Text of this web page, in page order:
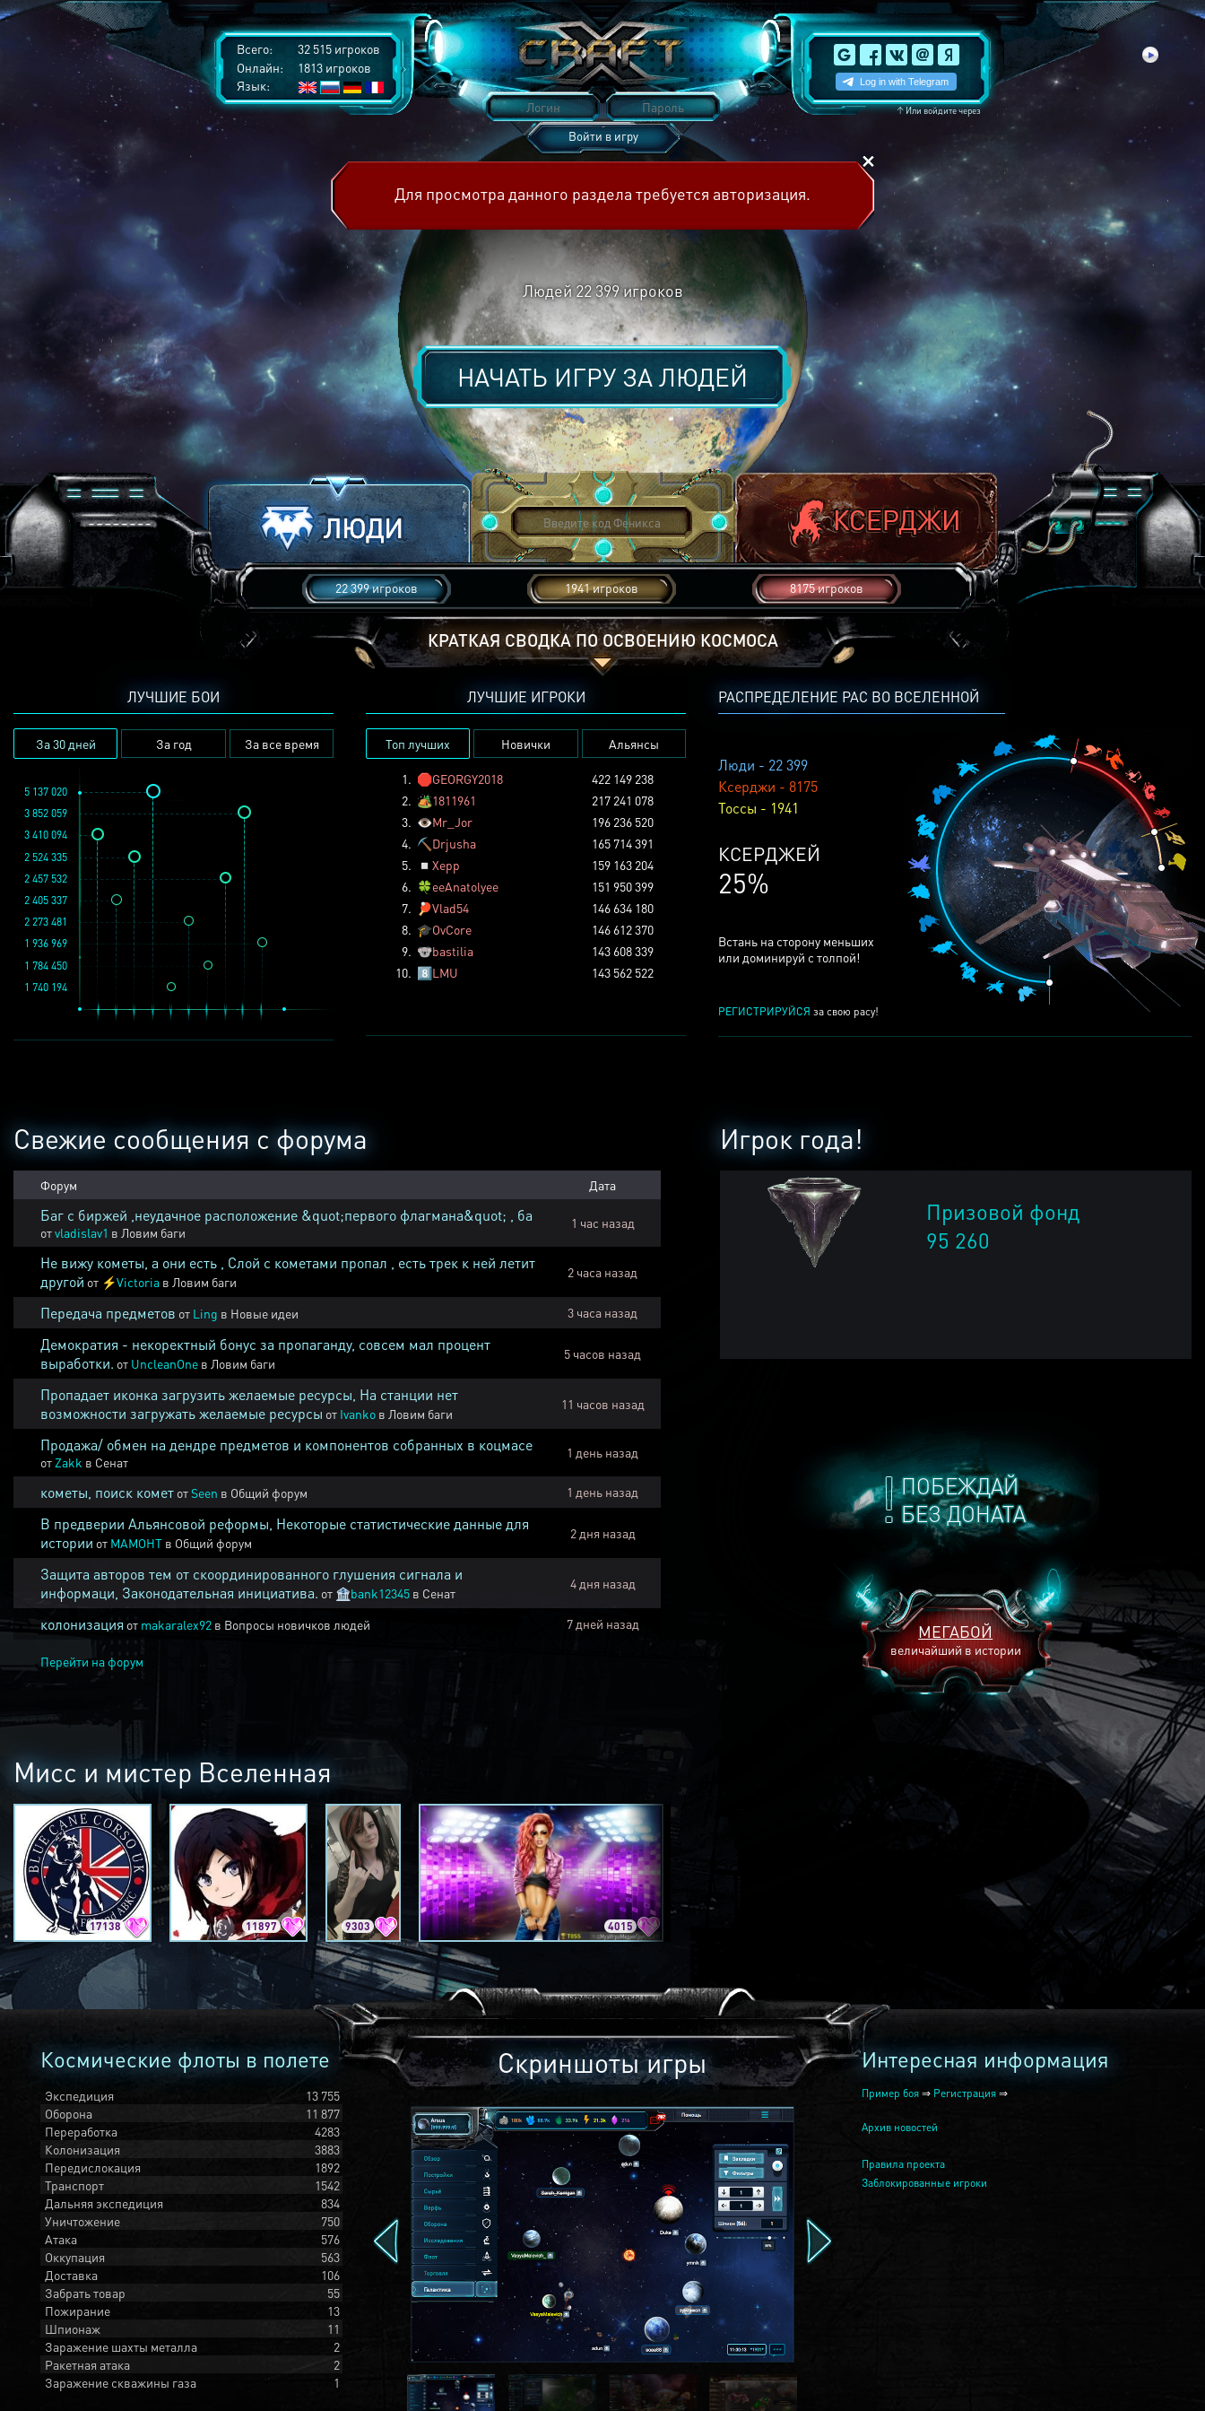
Всего:
32 515 игроков
Онлайн:
1813 игроков
Язык:
↑Или войдите через
Войти в игру
Для просмотра данного раздела требуется авторизация.
Людей 22 399игроков
НАЧАТЬ ИГРУ ЗАЛЮДЕЙ
22 399 игроков 1941 игроков 8175 игроков
КРАТКАЯ СВОДКА ПО ОСВОЕНИЮ КОСМОСА
РАСПРЕДЕЛЕНИЕ РАС ВО ВСЕЛЕННОЙ
Люди - 22 399
Ксерджи - 8175
Тоссы - 1941
КСЕРДЖЕЙ
25%
Встань на сторону меньших
или доминируй с толпой!
РЕГИСТРИРУЙСЯ за свою расу!
ЛУЧШИЕ БОИ
За 30 дней За год За все время
1 936 969
3 852 059
2 457 532
1 784 450
2 273 481
1 740 194
5 137 020
2 524 335
2 405 337
3 410 094
ЛУЧШИЕ ИГРОКИ
Топ лучших Новички Альянсы
1. 🛑GEORGY2018
422 149 238
2. 🏕️1811961
217 241 078
3. 👁️Mr_Jor
196 236 520
4. ⛏️ Drjusha
165 714 391
5.
◽ Xepp
159 163 204
6. 🍀eeAnatolyee
151 950 399
7.
🏓Vlad54
146 634 180
8. 🎓OvCore
146 612 370
9. 🐨bastilia
143 608 339
10. 8️⃣LMU 143 562 522
ПОБЕЖДАЙ
БЕЗ ДОНАТА
МЕГАБОЙ
величайший в истории
Игрок года!
Призовой фонд
95 260
Свежие сообщения с форума
Форум Дата
Баг с биржей ,неудачное расположение &quot;первого флагмана&quot; , ба
отvladislav1 в Ловим баги
1 час назад
Не вижу кометы, а они есть , Слой с кометами пропал , есть трек к ней летит
другой от ⚡Victoria в Ловим баги
2 часа назад
Передача предметов от Ling в Новые идеи 3 часа назад
Демократия - некоректный бонус за пропаганду, совсем мал процент
выработки. от UncleanOne в Ловим баги
5 часов назад
Пропадает иконка загрузить желаемые ресурсы, На станции нет
возможности загружать желаемые ресурсы от Ivanko в Ловим баги
11 часов назад
Продажа/ обмен на дендре предметов и компонентов собранных в коцмасе
от Zakk в Сенат
1 день назад
кометы, поиск комет отSeen в Общий форум 1 день назад
В предверии Альянсовой реформы, Некоторые статистические данные для
истории от MAMOHT в Общий форум
2 дня назад
Защита авторов тем от скоординированного глушения сигнала и
информаци, Законодательная инициатива. от 🏦bank12345 в Сенат
4 дня назад
колонизация от makaralex92 в Вопросы новичков людей 7 дней назад
Перейти на форум
Мисс и мистер Вселенная
17138 11897 9303 4015 2240
Космические флоты в полете
Экспедиция
13 755
Оборона
11 877
Переработка
4283
Колонизация
3883
Передислокация
1892
Транспорт
1542
Дальняя экспедиция
834
Уничтожение
750
Атака
576
Оккупация
563
Доставка
106
Забрать товар
55
Пожирание
13
Шпионаж
11
Заражение шахты металла
2
Ракетная атака
2
Заражение скважины газа
1
Скриншоты игры Интересная информация
Пример боя ⇒ Регистрация ⇒
Архив новостей
Правила проекта
Заблокированные игроки